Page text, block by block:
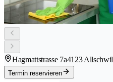
Hagmattstrasse 7a4123 Allschwil
Termin reservieren